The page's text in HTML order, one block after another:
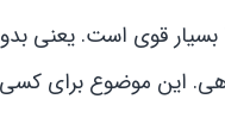
قوی است. یعنی
این موضوع برای